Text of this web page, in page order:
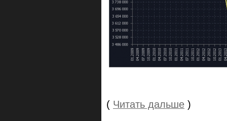
( Читать дальше )